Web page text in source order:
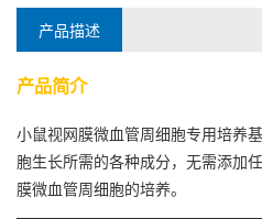
产品描述
产品简介
小鼠视网膜微血管周细胞专用培养
胞生长所需的各种成分，无需添加
膜微血管周细胞的培养。